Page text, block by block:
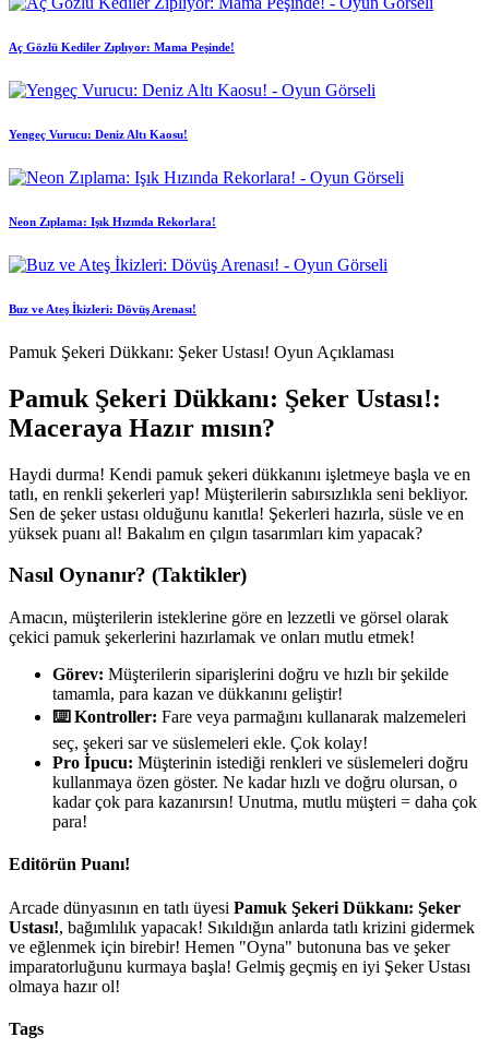
Aç Gözlü Kediler Zıplıyor: Mama Peşinde!
Yengeç Vurucu: Deniz Altı Kaosu!
Neon Zıplama: Işık Hızında Rekorlara!
Buz ve Ateş İkizleri: Dövüş Arenası!
Pamuk Şekeri Dükkanı: Şeker Ustası! Oyun Açıklaması
Pamuk Şekeri Dükkanı: Şeker Ustası!:
Maceraya Hazır mısın?
Haydi durma! Kendi pamuk şekeri dükkanını işletmeye başla ve en
tatlı, en renkli şekerleri yap! Müşterilerin sabırsızlıkla seni bekliyor.
Sen de şeker ustası olduğunu kanıtla! Şekerleri hazırla, süsle ve en
yüksek puanı al! Bakalım en çılgın tasarımları kim yapacak?
Nasıl Oynanır? (Taktikler)
Amacın, müşterilerin isteklerine göre en lezzetli ve görsel olarak
çekici pamuk şekerlerini hazırlamak ve onları mutlu etmek!
Görev: Müşterilerin siparişlerini doğru ve hızlı bir şekilde
tamamla, para kazan ve dükkanını geliştir!
⌨️ Kontroller: Fare veya parmağını kullanarak malzemeleri
seç, şekeri sar ve süslemeleri ekle. Çok kolay!
Pro İpucu: Müşterinin istediği renkleri ve süslemeleri doğru
kullanmaya özen göster. Ne kadar hızlı ve doğru olursan, o
kadar çok para kazanırsın! Unutma, mutlu müşteri = daha çok
para!
Editörün Puanı!
Arcade dünyasının en tatlı üyesi Pamuk Şekeri Dükkanı: Şeker
Ustası!, bağımlılık yapacak! Sıkıldığın anlarda tatlı krizini gidermek
ve eğlenmek için birebir! Hemen "Oyna" butonuna bas ve şeker
imparatorluğunu kurmaya başla! Gelmiş geçmiş en iyi Şeker Ustası
olmaya hazır ol!
Tags